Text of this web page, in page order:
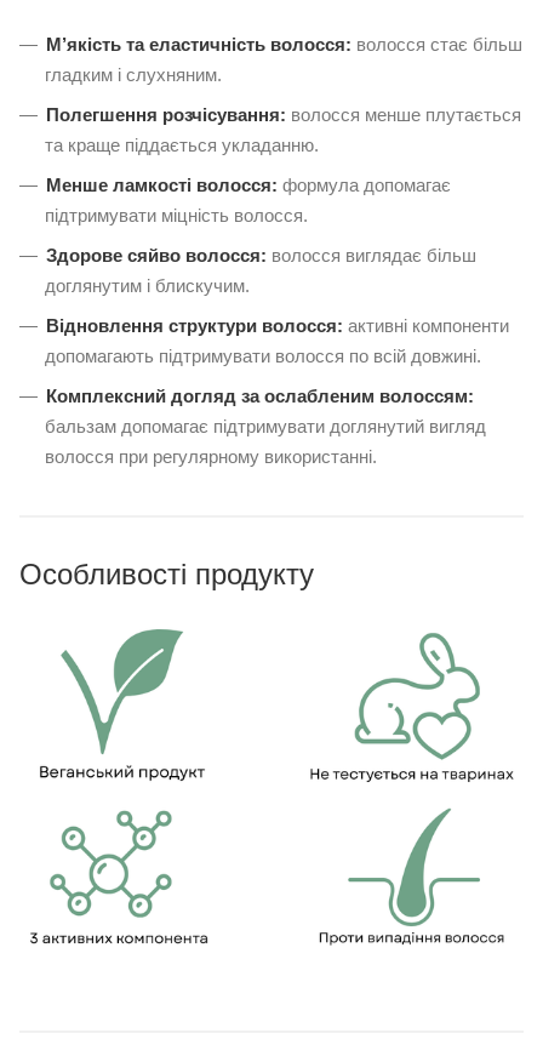
М’якість та еластичність волосся: волосся стає більш
гладким і слухняним.
Полегшення розчісування: волосся менше плутається
та краще піддається укладанню.
Менше ламкості волосся: формула допомагає
підтримувати міцність волосся.
Здорове сяйво волосся: волосся виглядає більш
доглянутим і блискучим.
Відновлення структури волосся: активні компоненти
допомагають підтримувати волосся по всій довжині.
Комплексний догляд за ослабленим волоссям:
бальзам допомагає підтримувати доглянутий вигляд
волосся при регулярному використанні.
Особливості продукту